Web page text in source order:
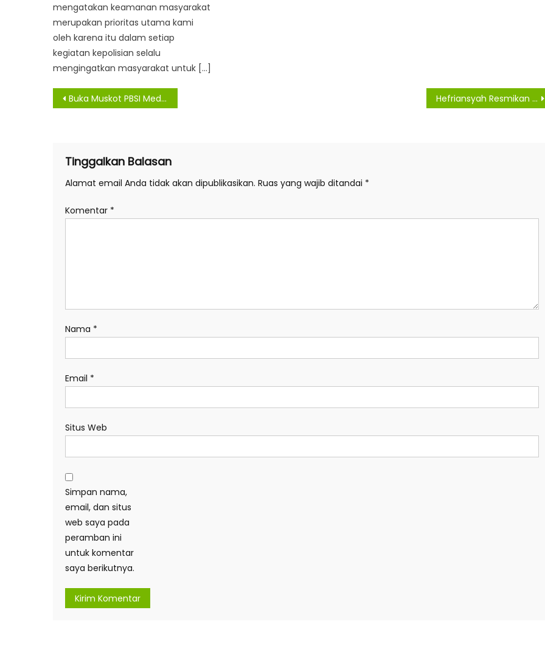
mengatakan keamanan masyarakat
merupakan prioritas utama kami
oleh karena itu dalam setiap
kegiatan kepolisian selalu
mengingatkan masyarakat untuk […]
Navigasi
Buka Muskot PBSI Medan, Wakil Wali Kota : Mari Kita Lahirkan Pemain yang Berkualitas Hefriansyah Resmikan kantor Disdik Siantar Yang Baru
Tinggalkan Balasan
Alamat email Anda tidak akan dipublikasikan. Ruas yang wajib ditandai *
Komentar *
Nama *
Email *
Situs Web
Simpan nama,
email, dan situs
web saya pada
peramban ini
untuk komentar
saya berikutnya.